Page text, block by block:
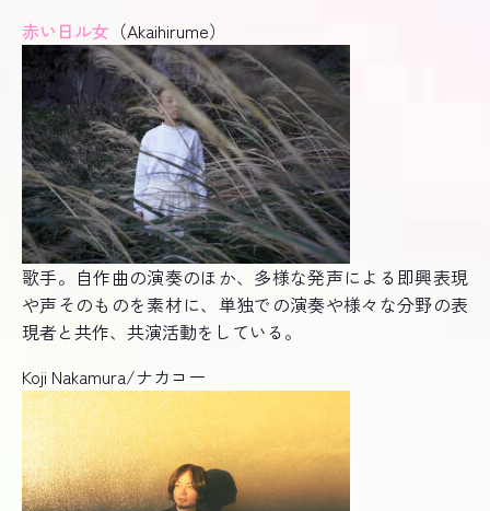
赤い日ル女 （Akaihirume）
歌手。自作曲の演奏のほか、多様な発声による即興表現
や声そのものを素材に、単独での演奏や様々な分野の表
現者と共作、共演活動をしている。
Koji Nakamura/ナカコー